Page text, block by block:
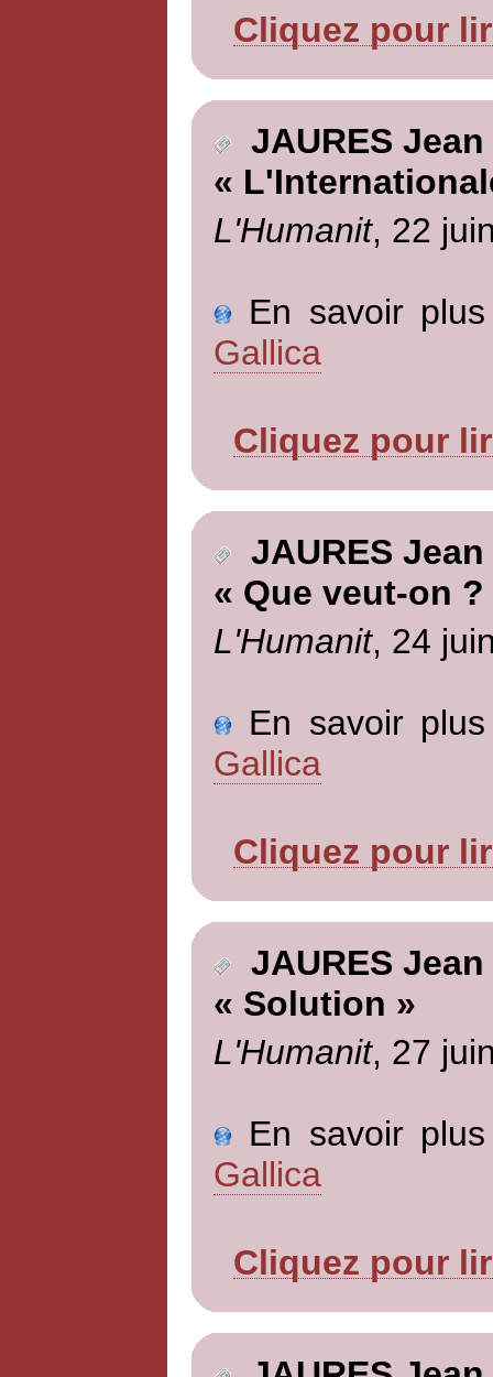
Cliquez pour
JAURES Jean
«
L'Humanit, 22
En savoir
Gallica
Cliquez pour
JAURES Jean
« Que veut-on ?
L'Humanit, 24
En savoir
Gallica
Cliquez pour
JAURES Jean
« Solution »
L'Humanit, 27
En savoir
Gallica
Cliquez pour